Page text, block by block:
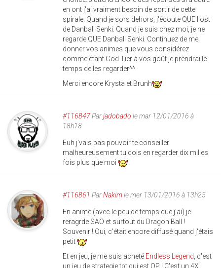
en ont j'ai vraiment besoin de sortir de cette
spirale. Quand je sors dehors, j'écoute QUE l'ost
de Danball Senki. Quand je suis chez moi, je ne
regarde QUE Danball Senki. Continuez de me
donner vos animes que vous considérez
comme étant God Tier à vos goût je prendrai le
temps de les regarder^^
Merci encore Krysta et Brunh
#116847Parjadobado le mar 12/01/2016 à
18h18
Euh j'vais pas pouvoir te conseiller
malheureusement tu dois en regarder dix milles
fois plus que moi
#116861 ParNakimle mer 13/01/2016 à 13h25
En anime (avec le peu de temps que j'ai) je
reragrde SAO et surtout du Dragon Ball !
Souvenir ! Oui, c'était encore diffusé quand j'étais
petit
Et en jeu, je me suis acheté Endless Legend, c'est
un jeu de strategie tpt qui est OP ! C'est un 4X !